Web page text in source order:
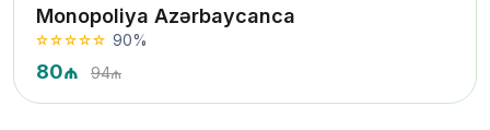
Monopoliya Azərbaycanca
90%
80₼ 94₼